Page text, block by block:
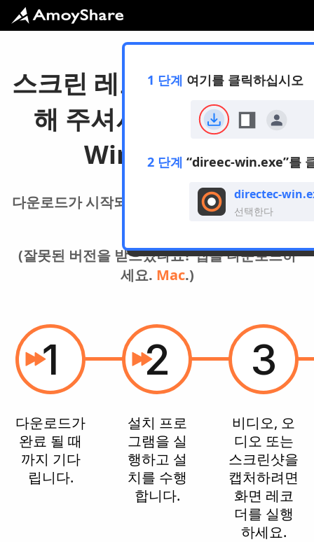
스크린 레코더를 다운로드
해 주셔서 감사합니다.
Windows 용
다운로드가 시작되지 않습니까? 제발여기를 클
(잘못된 버전을 받으셨나요? 앱을 다운로드하
세요. Mac.)
1
다운로드가
완료 될 때
까지 기다
립니다.
2
설치 프로
그램을 실
행하고 설
치를 수행
합니다.
3
비디오, 오
디오 또는
스크린샷을
캡처하려면
화면 레코
더를 실행
하세요.
1 단계 여기를 클릭하십시오
2 단계 “direec-win.exe”를
directec-
선택한다